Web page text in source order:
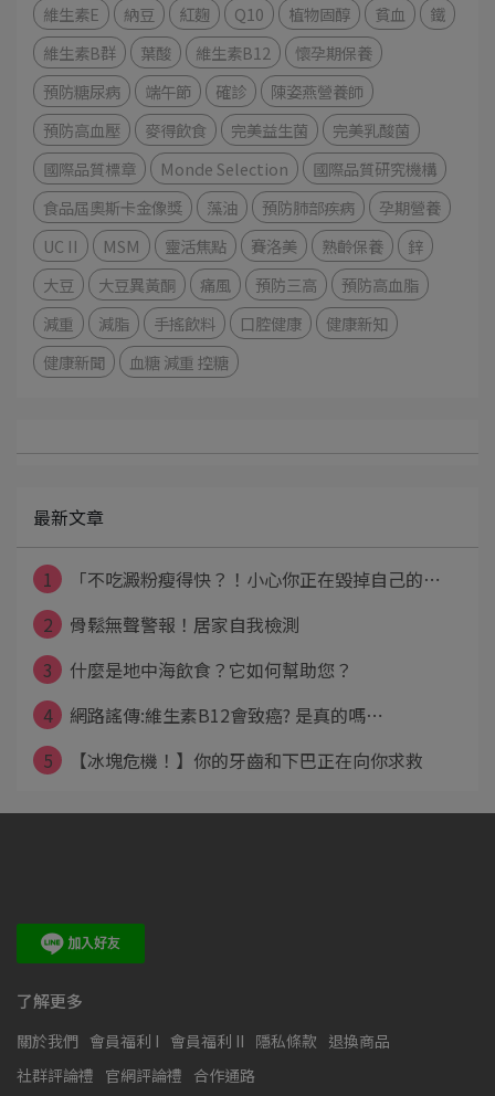
維生素E
納豆 紅麴 Q10 植物固醇 貧血
鐵
維生素B群
葉酸 維生素B12
懷孕期保養
預防糖尿病
端午節 確診
陳姿燕營養師
預防高血壓
麥得飲食 完美益生菌
完美乳酸菌
國際品質標章
Monde Selection
國際品質研究機構
食品屆奧斯卡金像獎
藻油 預防肺部疾病
孕期營養
UC II
MSM 靈活焦點 賽洛美 熟齡保養
鋅
大豆
大豆異黃酮 痛風 預防三高
預防高血脂
減重
減脂 手搖飲料 口腔健康
健康新知
健康新聞
血糖 減重 控糖
最新文章
1
「不吃澱粉瘦得快？！小心你正在毀掉自己的⋯
2
骨鬆無聲警報！居家自我檢測
3
什麼是地中海飲食？它如何幫助您？
4
網路謠傳:維生素B12會致癌? 是真的嗎⋯
5
【冰塊危機！】你的牙齒和下巴正在向你求救
了解更多
關於我們 會員福利 I 會員福利 II 隱私條款 退換商品
社群評論禮 官網評論禮 合作通路